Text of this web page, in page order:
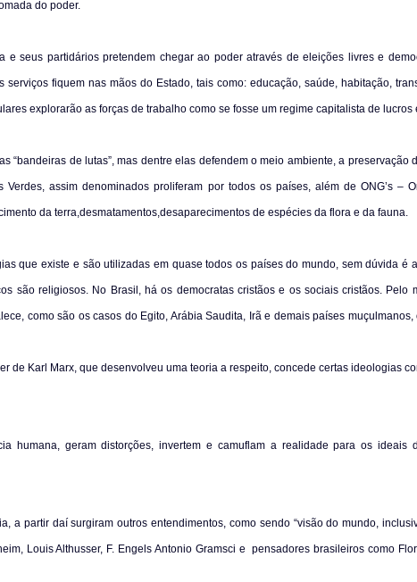
do poder.
e seus partidários pretendem chegar ao poder através de eleições livres e
fiquem nas mãos do Estado, tais como: educação, saúde, habitação,
explorarão as forças de trabalho como se fosse um regime capitalista de lucros
“bandeiras de lutas”, mas dentre elas defendem o meio ambiente, a
assim denominados proliferam por todos os países, além de ONG’s –
da terra,desmatamentos,desaparecimentos de espécies da flora e da fauna.
que existe e são utilizadas em quase todos os países do mundo, sem dúvida é
são religiosos. No Brasil, há os democratas cristãos e os sociais cristãos. Pelo
como são os casos do Egito, Arábia Saudita, Irã e demais países
de Karl Marx, que desenvolveu uma teoria a respeito, concede certas ideologias
humana, geram distorções, invertem e camuflam a realidade para os ideais
a partir daí surgiram outros entendimentos, como sendo “visão do mundo,
Louis Althusser, F. Engels Antonio Gramsci e pensadores brasileiros como